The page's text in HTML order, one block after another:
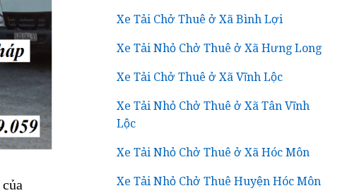
của
Xe Tải Chở Thuê ở Xã Bình Lợi
Xe Tải Nhỏ Chở Thuê ở Xã Hưng Long
Xe Tải Chở Thuê ở Xã Vĩnh Lộc
Xe Tải Nhỏ Chở Thuê ở Xã Tân Vĩnh
Lộc
Xe Tải Nhỏ Chở Thuê ở Xã Hóc Môn
Xe Tải Nhỏ Chở Thuê Huyện Hóc Môn